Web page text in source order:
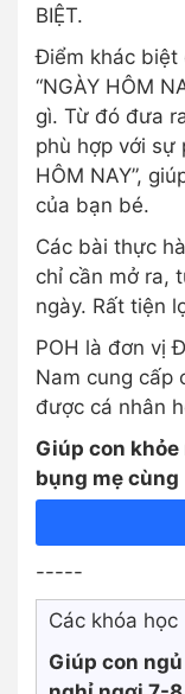
BIỆT.
Điểm khác biệt
“NGÀY HÔM
gì. Từ đó đưa
phù hợp với sự
HÔM NAY”,
của bạn bé.
Các bài thực
chỉ cần mở ra,
ngày. Rất tiện
POH là đơn vị
Nam cung cấp
được cá nhân
Giúp con
bụng mẹ cùng
-----
Các khóa
Giúp con